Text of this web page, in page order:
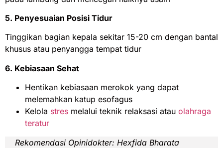
5. Penyesuaian Posisi Tidur
Tinggikan bagian kepala sekitar 15-20 cm dengan bantal
khusus atau penyangga tempat tidur
6. Kebiasaan Sehat
Hentikan kebiasaan merokok yang dapat
melemahkan katup esofagus
Kelola stres melalui teknik relaksasi atau olahraga
teratur
Rekomendasi Opinidokter: Hexfida Bharata